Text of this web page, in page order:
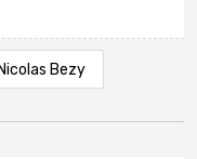
Bezy